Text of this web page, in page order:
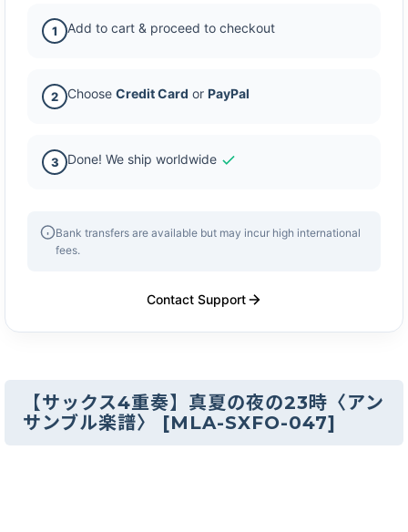
【サックス4重奏】真夏の夜の23時〈アン
サンブル楽譜〉
[MLA-SXFO-047]
1 Add to cart & proceed to checkout
2 Choose Credit Card or PayPal
3 Done! We ship worldwide
Bank transfers are available but may incur high international
fees.
Contact Support